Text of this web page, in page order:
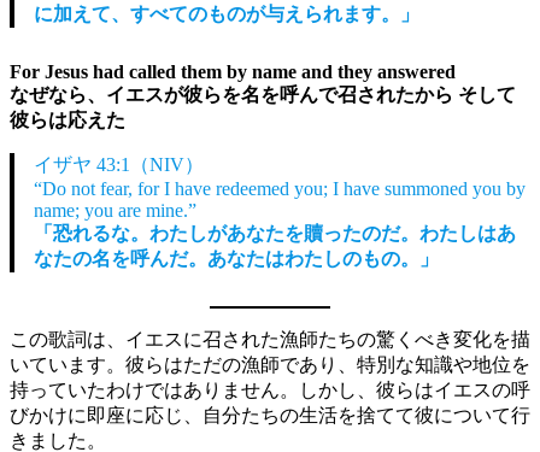
に加えて、すべてのものが与えられます。」
For Jesus had called them by name and they answered
なぜなら、イエスが彼らを名を呼んで召されたから そして
彼らは応えた
イザヤ 43:1（NIV）
“Do not fear, for I have redeemed you; I have summoned you by
name; you are mine.”
「恐れるな。わたしがあなたを贖ったのだ。わたしはあ
なたの名を呼んだ。あなたはわたしのもの。」
この歌詞は、イエスに召された漁師たちの驚くべき変化を描
いています。彼らはただの漁師であり、特別な知識や地位を
持っていたわけではありません。しかし、彼らはイエスの呼
びかけに即座に応じ、自分たちの生活を捨てて彼について行
きました。